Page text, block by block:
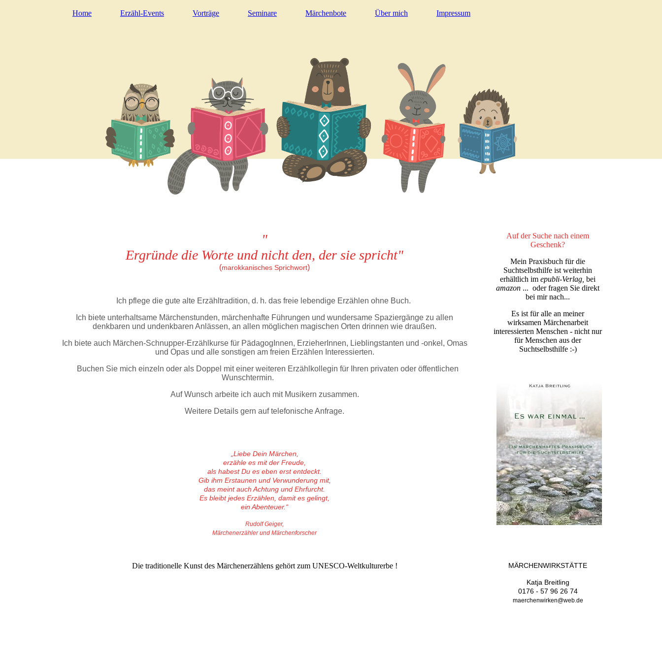
Home Erzähl-Events Vorträge Seminare Märchenbote Über mich Impressum
"
Ergründe die Worte und nicht den, der sie spricht"
(marokkanisches Sprichwort)
Ich pflege die gute alte Erzähltradition, d. h. das freie lebendige Erzählen ohne Buch.
Ich biete unterhaltsame Märchenstunden, märchenhafte Führungen und wundersame Spaziergänge zu allen
denkbaren und undenkbaren Anlässen, an allen möglichen magischen Orten drinnen wie draußen.
Ich biete auch Märchen-Schnupper-Erzählkurse für PädagogInnen, ErzieherInnen, Lieblingstanten und -onkel, Omas
und Opas und alle sonstigen am freien Erzählen Interessierten.
Buchen Sie mich einzeln oder als Doppel mit einer weiteren Erzählkollegin für Ihren privaten oder öffentlichen
Wunschtermin.
Auf Wunsch arbeite ich auch mit Musikern zusammen.
Weitere Details gern auf telefonische Anfrage.
„Liebe Dein Märchen,
erzähle es mit der Freude,
als habest Du es eben erst entdeckt.
Gib ihm Erstaunen und Verwunderung mit,
das meint auch Achtung und Ehrfurcht.
Es bleibt jedes Erzählen, damit es gelingt,
ein Abenteuer.“
Rudolf Geiger,
Märchenerzähler und Märchenforscher
Die traditionelle Kunst des Märchenerzählens gehört zum UNESCO-Weltkulturerbe !
Auf der Suche nach einem
Geschenk?
Mein Praxisbuch für die
Suchtselbsthilfe ist weiterhin
erhältlich im epubli-Verlag, bei
amazon ... oder fragen Sie direkt
bei mir nach...
Es ist für alle an meiner
wirksamen Märchenarbeit
interessierten Menschen - nicht nur
für Menschen aus der
Suchtselbsthilfe :-)
MÄRCHENWIRKSTÄTTE
Katja Breitling
0176 - 57 96 26 74
maerchenwirken@web.de